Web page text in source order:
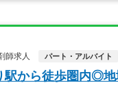
師求人
パート・アルバイト
駅から徒歩圏内◎